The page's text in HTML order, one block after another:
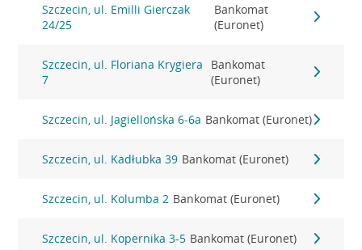
Szczecin, ul. Emilli Gierczak
24/25
Bankomat
(Euronet)
Szczecin, ul. Floriana Krygiera
7
Bankomat
(Euronet)
Szczecin, ul. Jagiellońska 6-6a Bankomat (Euronet)
Szczecin, ul. Kadłubka 39 Bankomat (Euronet)
Szczecin, ul. Kolumba 2 Bankomat (Euronet)
Szczecin, ul. Kopernika 3-5 Bankomat (Euronet)